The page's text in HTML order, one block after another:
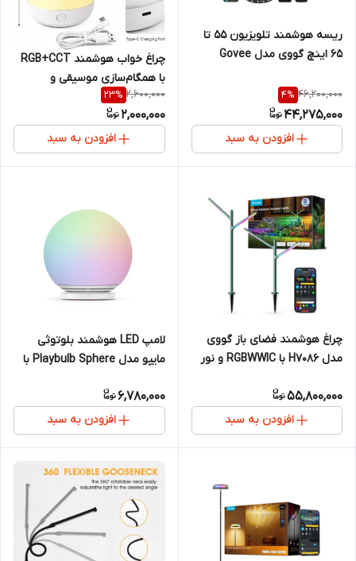
ریسه هوشمند تلویزیون 55 تا
65 اینچ گووی مدل Govee
46,200,000
4%
44,275,000
افزودن به سبد
چراغ خواب هوشمند RGB+CCT
با همگام‌سازی موسیقی و
میکروفون داخلی
2,600,000
23%
2,000,000
افزودن به سبد
چراغ هوشمند فضای باز گووی
مدل H7086 با RGBWWIC و نور
55,800,000
افزودن به سبد
لامپ LED هوشمند بلوتوثی
مایپو مدل Playbulb Sphere با
6,780,000
افزودن به سبد